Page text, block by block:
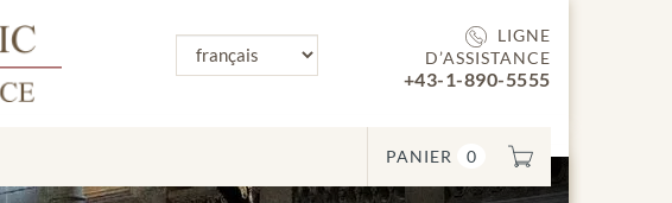
LIGNE
D’ASSISTANCE
+43-1-890-5555
PANIER 0